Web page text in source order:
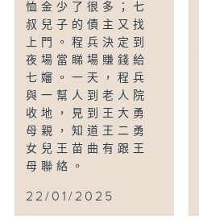
恤金少了很多；七
叔兒子的債主又找
上門。程兵決定到
夜場當睇場賺錢給
七嬸。一天，程兵
與一幫人到老人院
收地，見到王大勇
母親，知道王二勇
女兒王苗曲有跟王
母聯絡。
22/01/2025